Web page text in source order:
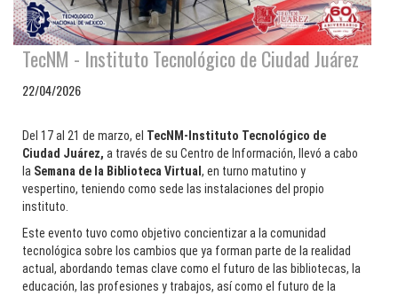
TecNM - Instituto Tecnológico de Ciudad Juárez
22/04/2026
Del 17 al 21 de marzo, el TecNM-Instituto Tecnológico de
Ciudad Juárez, a través de su Centro de Información, llevó a cabo
la Semana de la Biblioteca Virtual , en turno matutino y
vespertino, teniendo como sede las instalaciones del propio
instituto.
Este evento tuvo como objetivo concientizar a la comunidad
tecnológica sobre los cambios que ya forman parte de la realidad
actual, abordando temas clave como el futuro de las bibliotecas, la
educación, las profesiones y trabajos, así como el futuro de la